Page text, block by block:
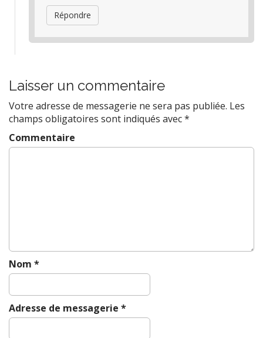
Répondre
Laisser un commentaire
Votre adresse de messagerie ne sera pas publiée. Les
champs obligatoires sont indiqués avec*
Commentaire
Nom *
Adresse de messagerie *